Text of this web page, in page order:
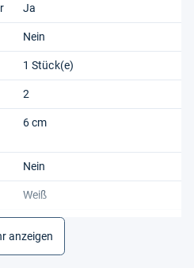
Ja
Nein
1 Stück(e)
2
6 cm
Nein
Weiß
Zentrifugal-Entsafter
0,95 l
anzeigen